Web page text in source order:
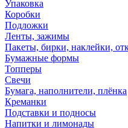
Упаковка
Коробки
Подложки
Ленты, зажимы
Пакеты, бирки, наклейки,
Бумажные формы
Топперы
Свечи
Бумага, наполнители, плёнка
Креманки
Подставки и подносы
Напитки и лимонады